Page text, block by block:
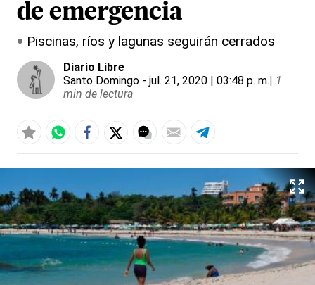
de emergencia
Piscinas, ríos y lagunas seguirán cerrados
Diario Libre
Santo Domingo - jul. 21, 2020 | 03:48 p. m.| 1
min de lectura